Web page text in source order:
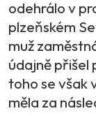
odehrálo v
plzeňském
muž
údajně přišel
toho se však
měla za